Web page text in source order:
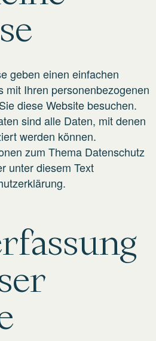
geben einen einfachen
mit Ihren personenbezogenen
diese Website besuchen.
sind alle Daten, mit denen
werden können.
zum Thema Datenschutz
unter diesem Text